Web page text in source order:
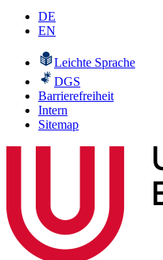
DE
EN
Leichte Sprache
DGS
Barrierefreiheit
Intern
Sitemap